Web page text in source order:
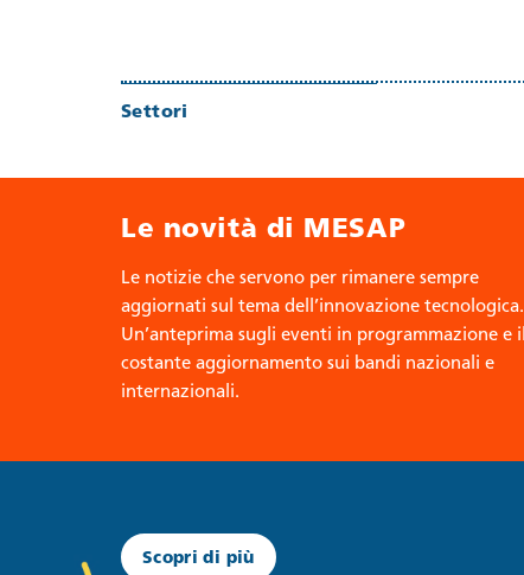
Settori
Le novità di MESAP
Le notizie che servono per rimanere sempre
aggiornati sul tema dell’innovazione tecnologica.
Un’anteprima sugli eventi in programmazione e il
costante aggiornamento sui bandi nazionali e
internazionali.
Scopri di più